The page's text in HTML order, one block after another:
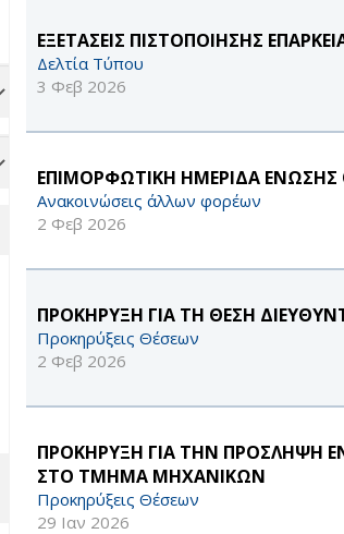
ΕΞΕΤΑΣΕΙΣ ΠΙΣΤΟΠΟΙΗΣΗΣ
Δελτία Τύπου
3 Φεβ 2026
ΕΠΙΜΟΡΦΩΤΙΚΗ ΗΜΕΡΙΔΑ
Ανακοινώσεις άλλων φορέων
2 Φεβ 2026
ΠΡΟΚΗΡΥΞΗ ΓΙΑ ΤΗ ΘΕΣΗ
Προκηρύξεις Θέσεων
2 Φεβ 2026
ΠΡΟΚΗΡΥΞΗ ΓΙΑ ΤΗΝ ΠΡΟΣΛΗΨΗ
ΣΤΟ ΤΜΗΜΑ ΜΗΧΑΝΙΚΩΝ
Προκηρύξεις Θέσεων
29 Ιαν 2026